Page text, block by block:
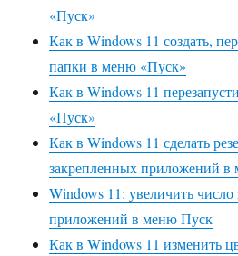
«Пуск»
Как в Windows 11 создать,
папки в меню «Пуск»
Как в Windows 11
«Пуск»
Как в Windows 11 сделать
закрепленных приложений
Windows 11: увеличить
приложений в меню Пуск
Как в Windows 11 изменить